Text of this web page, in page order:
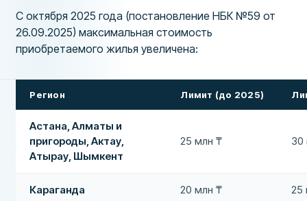
С октября 2025 года (постановление НБК №59 от
26.09.2025) максимальная стоимость
приобретаемого жилья увеличена:
Регион Лимит (до 2025)
Астана, Алматы и
пригороды, Актау,
Атырау, Шымкент
25 млн ₸ 30
Караганда 20 млн ₸ 25